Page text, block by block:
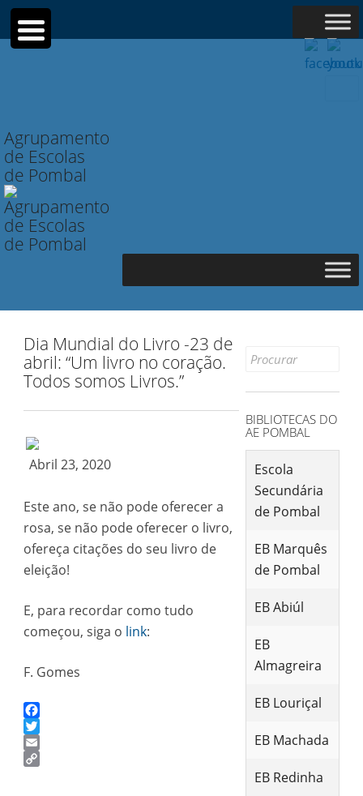
Agrupamento
de Escolas
de Pombal
Dia Mundial do Livro -23 de
abril: “Um livro no coração.
Todos somos Livros.”
Abril 23, 2020
Este ano, se não pode oferecer a
rosa, se não pode oferecer o livro,
ofereça citações do seu livro de
eleição!
E, para recordar como tudo
começou, siga o link:
F. Gomes
Facebook
Twitter
Email
Search
BIBLIOTECAS DO
AE POMBAL
Escola
Secundária
de Pombal
EB Marquês
de Pombal
EB Abiúl
EB
Almagreira
EB Louriçal
EB Machada
EB Redinha